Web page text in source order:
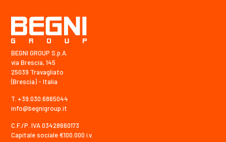
BEGNI GROUP S.p.A.
via Brescia, 145
25039 Travagliato
(Brescia) - Italia
T. +39.030.6865044
info@begnigroup.it
C.F./P. IVA 03428660173
Capitale sociale €100.000 i.v.